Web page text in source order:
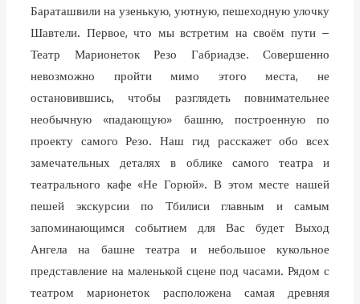
Бараташвили на узенькую, уютную, пешеходную улочку
Шавтели. Первое, что мы встретим на своём пути –
Театр Марионеток Резо Габриадзе. Совершенно
невозможно пройти мимо этого места, не
остановившись, чтобы разглядеть повнимательнее
необычную «падающую» башню, построенную по
проекту самого Резо. Наш гид расскажет обо всех
замечательных деталях в облике самого театра и
театрального кафе «Не Горюй». В этом месте нашей
пешей экскурсии по Тбилиси главным и самым
запоминающимся событием для Вас будет Выход
Ангела на башне театра и небольшое кукольное
представление на маленькой сцене под часами. Рядом с
театром марионеток расположена самая древняя